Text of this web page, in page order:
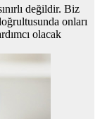
değildir. Biz
onları
olacak